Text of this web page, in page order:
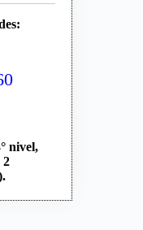
nivel,
2